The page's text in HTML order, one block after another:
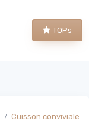
TOPs
Cuisson conviviale